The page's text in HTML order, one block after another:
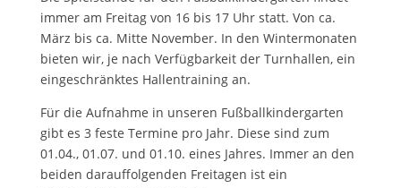
immer am Freitag von 16 bis 17 Uhr statt. Von ca.
März bis ca. Mitte November. In den Wintermonaten
bieten wir, je nach Verfügbarkeit der Turnhallen, ein
eingeschränktes Hallentraining an.
Für die Aufnahme in unseren Fußballkindergarten
gibt es 3 feste Termine pro Jahr. Diese sind zum
01.04., 01.07. und 01.10. eines Jahres. Immer an den
beiden darauffolgenden Freitagen ist ein